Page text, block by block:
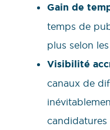
Gain de
temps de
plus selon les
Visibilité
canaux de
candidatures